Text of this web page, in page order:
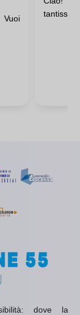
Vuoi
dove la